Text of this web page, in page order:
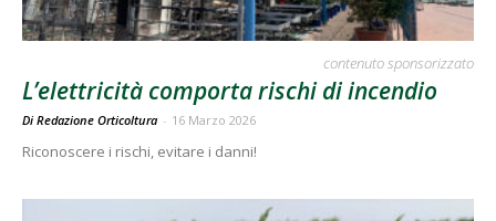
contenuto sponsorizzato
L’elettricità comporta rischi di incendio
Di Redazione Orticoltura - 16 Marzo 2026
Riconoscere i rischi, evitare i danni!